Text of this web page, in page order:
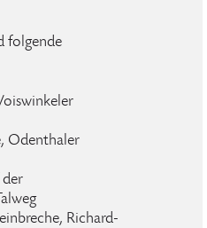
folgende
Odenthaler
der
Richard-